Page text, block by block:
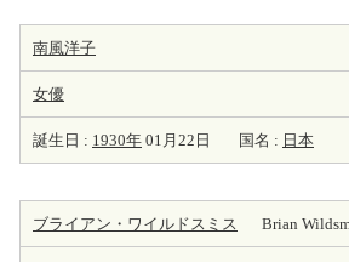
南風洋子
女優
誕生日 : 1930年 01月22日 国名 : 日本
ブライアン・ワイルドスミス Brian